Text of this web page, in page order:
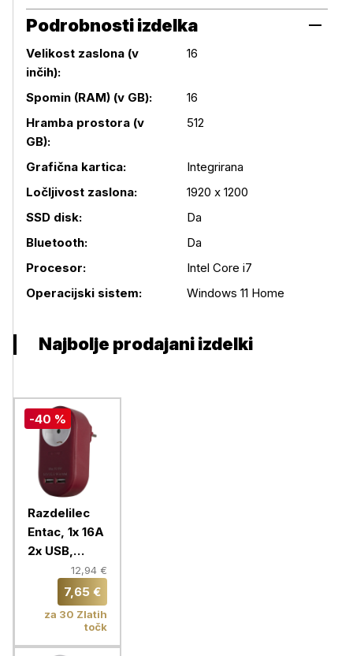
Podrobnosti izdelka
Podrobnosti izdelka
Velikost zaslona (v
inčih):
16
Spomin (RAM) (v GB):
16
Hramba prostora (v
GB):
512
Grafična kartica:
Integrirana
Ločljivost zaslona:
1920 x 1200
SSD disk:
Da
Bluetooth:
Da
Procesor:
Intel Core i7
Operacijski sistem:
Windows 11 Home
Najbolje prodajani izdelki
-40 %
Razdelilec
Entac, 1x 16A
2x USB,
12,94 €
7,65 €
za 30 Zlatih
točk